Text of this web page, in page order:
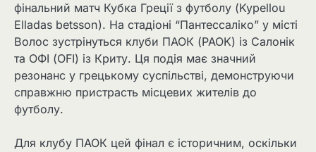
фінальний матч Кубка Греції з футболу (Kypellou
Elladas betsson). На стадіоні “Пантессаліко” у місті
Волос зустрінуться клуби ПАОК (PAOK) із Салонік
та ОФІ (OFI) із Криту. Ця подія має значний
резонанс у грецькому суспільстві, демонструючи
справжню пристрасть місцевих жителів до
футболу.
Для клубу ПАОК цей фінал є історичним, оскільки